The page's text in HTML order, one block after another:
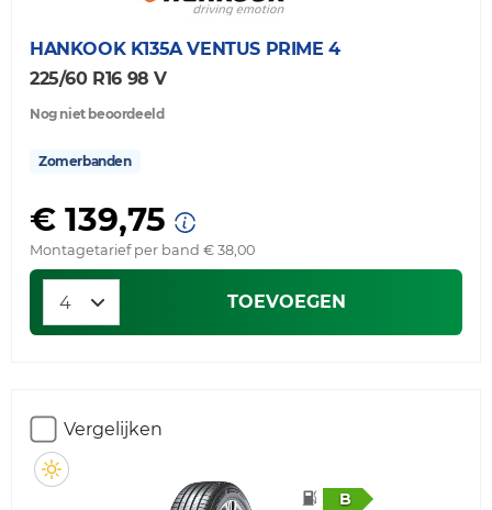
HANKOOK K135A VENTUS PRIME 4
225/60 R16 98 V
Nog niet beoordeeld
Zomerbanden
€ 139,75
Montagetarief per band € 38,00
TOEVOEGEN
Vergelijken
B